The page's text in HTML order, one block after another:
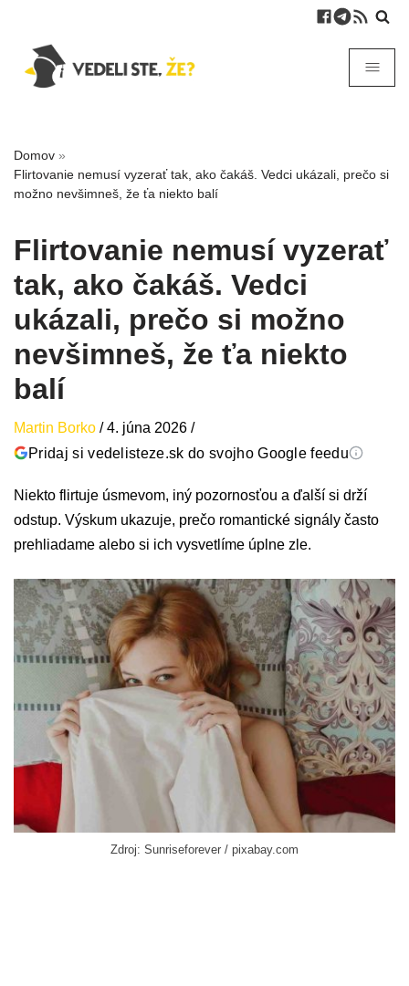
Domov »
Flirtovanie nemusí vyzerať tak, ako čakáš. Vedci ukázali, prečo si
možno nevšimneš, že ťa niekto balí
Flirtovanie nemusí vyzerať
tak, ako čakáš. Vedci
ukázali, prečo si možno
nevšimneš, že ťa niekto
balí
Martin Borko /4. júna 2026 /
Pridaj si vedelisteze.sk do svojho Google feedu
Niekto flirtuje úsmevom, iný pozornosťou a ďalší si drží
odstup. Výskum ukazuje, prečo romantické signály často
prehliadame alebo si ich vysvetlíme úplne zle.
Zdroj: Sunriseforever / pixabay.com